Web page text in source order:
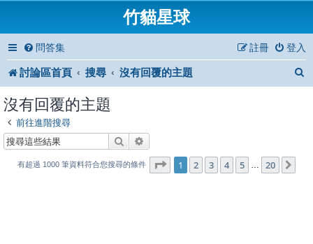
竹貓星球
問答集 登入
註冊
討論區首頁 搜尋 沒有回覆的主題
沒有回覆的主題
前往進階搜尋
搜尋
有超過 1000 筆資料符合您搜尋的條件 第1 頁 (共 20頁)
1 2 3 4 5 … 20